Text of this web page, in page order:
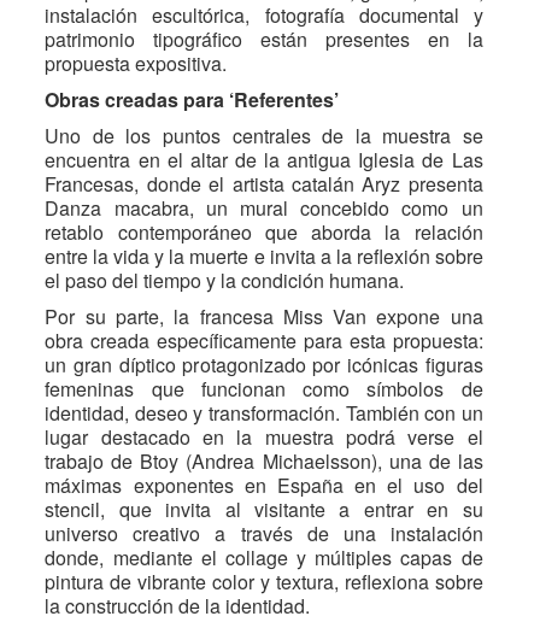
instalación escultórica, fotografía documental y
patrimonio tipográfico están presentes en la
propuesta expositiva.
Obras creadas para ‘Referentes’
Uno de los puntos centrales de la muestra se
encuentra en el altar de la antigua Iglesia de Las
Francesas, donde el artista catalán Aryz presenta
Danza macabra, un mural concebido como un
retablo contemporáneo que aborda la relación
entre la vida y la muerte e invita a la reflexión sobre
el paso del tiempo y la condición humana.
Por su parte, la francesa Miss Van expone una
obra creada específicamente para esta propuesta:
un gran díptico protagonizado por icónicas figuras
femeninas que funcionan como símbolos de
identidad, deseo y transformación. También con un
lugar destacado en la muestra podrá verse el
trabajo de Btoy (Andrea Michaelsson), una de las
máximas exponentes en España en el uso del
stencil, que invita al visitante a entrar en su
universo creativo a través de una instalación
donde, mediante el collage y múltiples capas de
pintura de vibrante color y textura, reflexiona sobre
la construcción de la identidad.